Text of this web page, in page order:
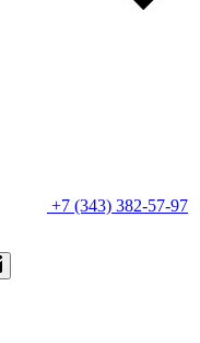
+7 (343) 382-57-97